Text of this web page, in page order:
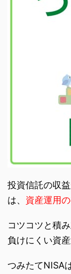
投資信託の収
は、 資産運用
コツコツと積
負けにくい資
つみたてNISA